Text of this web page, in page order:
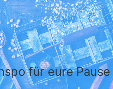
für eure Pause